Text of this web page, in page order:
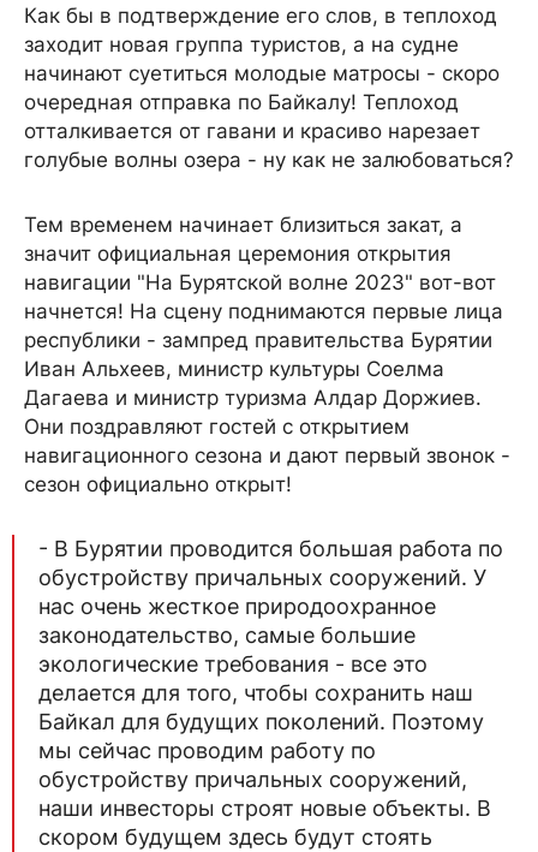
Как бы в подтверждение его слов, в теплоход
заходит новая группа туристов, а на судне
начинают суетиться молодые матросы - скоро
очередная отправка по Байкалу! Теплоход
отталкивается от гавани и красиво нарезает
голубые волны озера - ну как не залюбоваться?
Тем временем начинает близиться закат, а
значит официальная церемония открытия
навигации "На Бурятской волне 2023" вот-вот
начнется! На сцену поднимаются первые лица
республики - зампред правительства Бурятии
Иван Альхеев, министр культуры Соелма
Дагаева и министр туризма Алдар Доржиев.
Они поздравляют гостей с открытием
навигационного сезона и дают первый звонок -
сезон официально открыт!
- В Бурятии проводится большая работа по
обустройству причальных сооружений. У
нас очень жесткое природоохранное
законодательство, самые большие
экологические требования - все это
делается для того, чтобы сохранить наш
Байкал для будущих поколений. Поэтому
мы сейчас проводим работу по
обустройству причальных сооружений,
наши инвесторы строят новые объекты. В
скором будущем здесь будут стоять